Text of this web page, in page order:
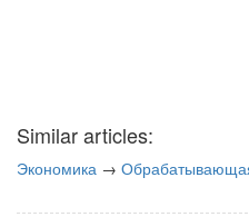
Similar articles:
Экономика →